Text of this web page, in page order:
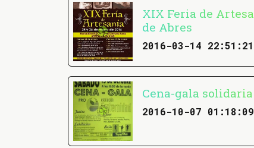
XIX Feria de
de Abres
2016-03-14 22:51:21
Cena-gala
2016-10-07 01:18:09